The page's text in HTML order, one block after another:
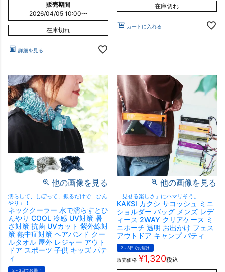
販売期間
2026/04/05 10:00〜
在庫切れ
詳細を見る
在庫切れ
カートに入れる
他の画像を見る
濡らして、しぼって、振るだけで「ひん
やり」！
ネッククーラー 水で濡らすとひ
んやり COOL 冷感 UV対策 暑
さ対策 抗菌 UVカット 紫外線対
策 熱中症対策 ヘアバンド クー
ルタオル 屋外 レジャー アウト
ドア スポーツ 子供 キッズ パテ
ィ
2～3日でお届け
他の画像を見る
「見せる楽しさ」にハマリそう。
KAKSI カクシ サコッシュ ミニ
ショルダー バッグ メンズ レデ
ィース 2WAY クリアケース ミ
ニポーチ 透明 お出かけ フェス
アウトドア キャンプ パティ
2～3日でお届け
販売価格 ¥1,320税込